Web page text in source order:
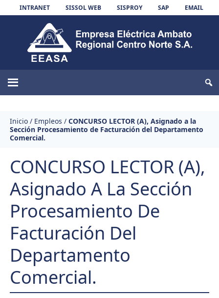
Skip to content
INTRANET SISSOL WEB SISPROY SAP EMAIL
EEASA
Inicio / Empleos / CONCURSO LECTOR (A), Asignado a la
Sección Procesamiento de Facturación del Departamento
Comercial.
CONCURSO LECTOR (A),
Asignado A La Sección
Procesamiento De
Facturación Del
Departamento
Comercial.